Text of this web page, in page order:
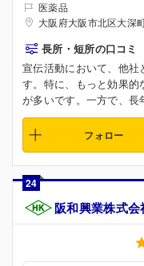
医薬品
大阪府大阪市北区大深
長所・短所の口コミ
宣伝活動において、他社
す。特に、もっと効果
が多いです。一方で、長
フォロー
24
阪和興業株式会